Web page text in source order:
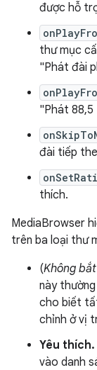
được hỗ
thư mục
"Phát đài
"Phát 88,5
đài tiếp
thích.
MediaBrowser
trên ba loại thư
(Không
này
cho biết
chỉnh ở vị
Yêu thích.
vào danh